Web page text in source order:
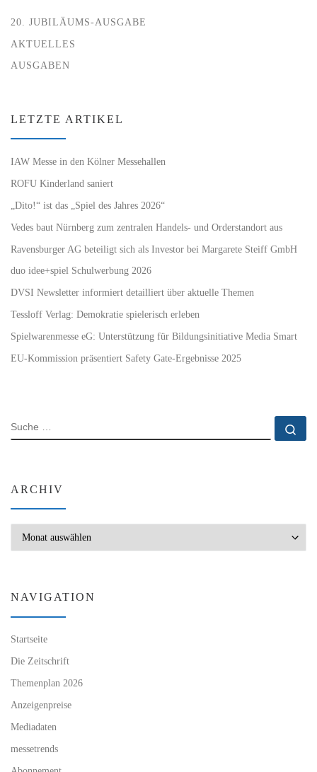
20. JUBILÄUMS-AUSGABE
AKTUELLES
AUSGABEN
LETZTE ARTIKEL
IAW Messe in den Kölner Messehallen
ROFU Kinderland saniert
„Dito!“ ist das „Spiel des Jahres 2026“
Vedes baut Nürnberg zum zentralen Handels- und Orderstandort aus
Ravensburger AG beteiligt sich als Investor bei Margarete Steiff GmbH
duo idee+spiel Schulwerbung 2026
DVSI Newsletter informiert detailliert über aktuelle Themen
Tessloff Verlag: Demokratie spielerisch erleben
Spielwarenmesse eG: Unterstützung für Bildungsinitiative Media Smart
EU-Kommission präsentiert Safety Gate-Ergebnisse 2025
SUCHE
ARCHIV
NAVIGATION
Startseite
Die Zeitschrift
Themenplan 2026
Anzeigenpreise
Mediadaten
messetrends